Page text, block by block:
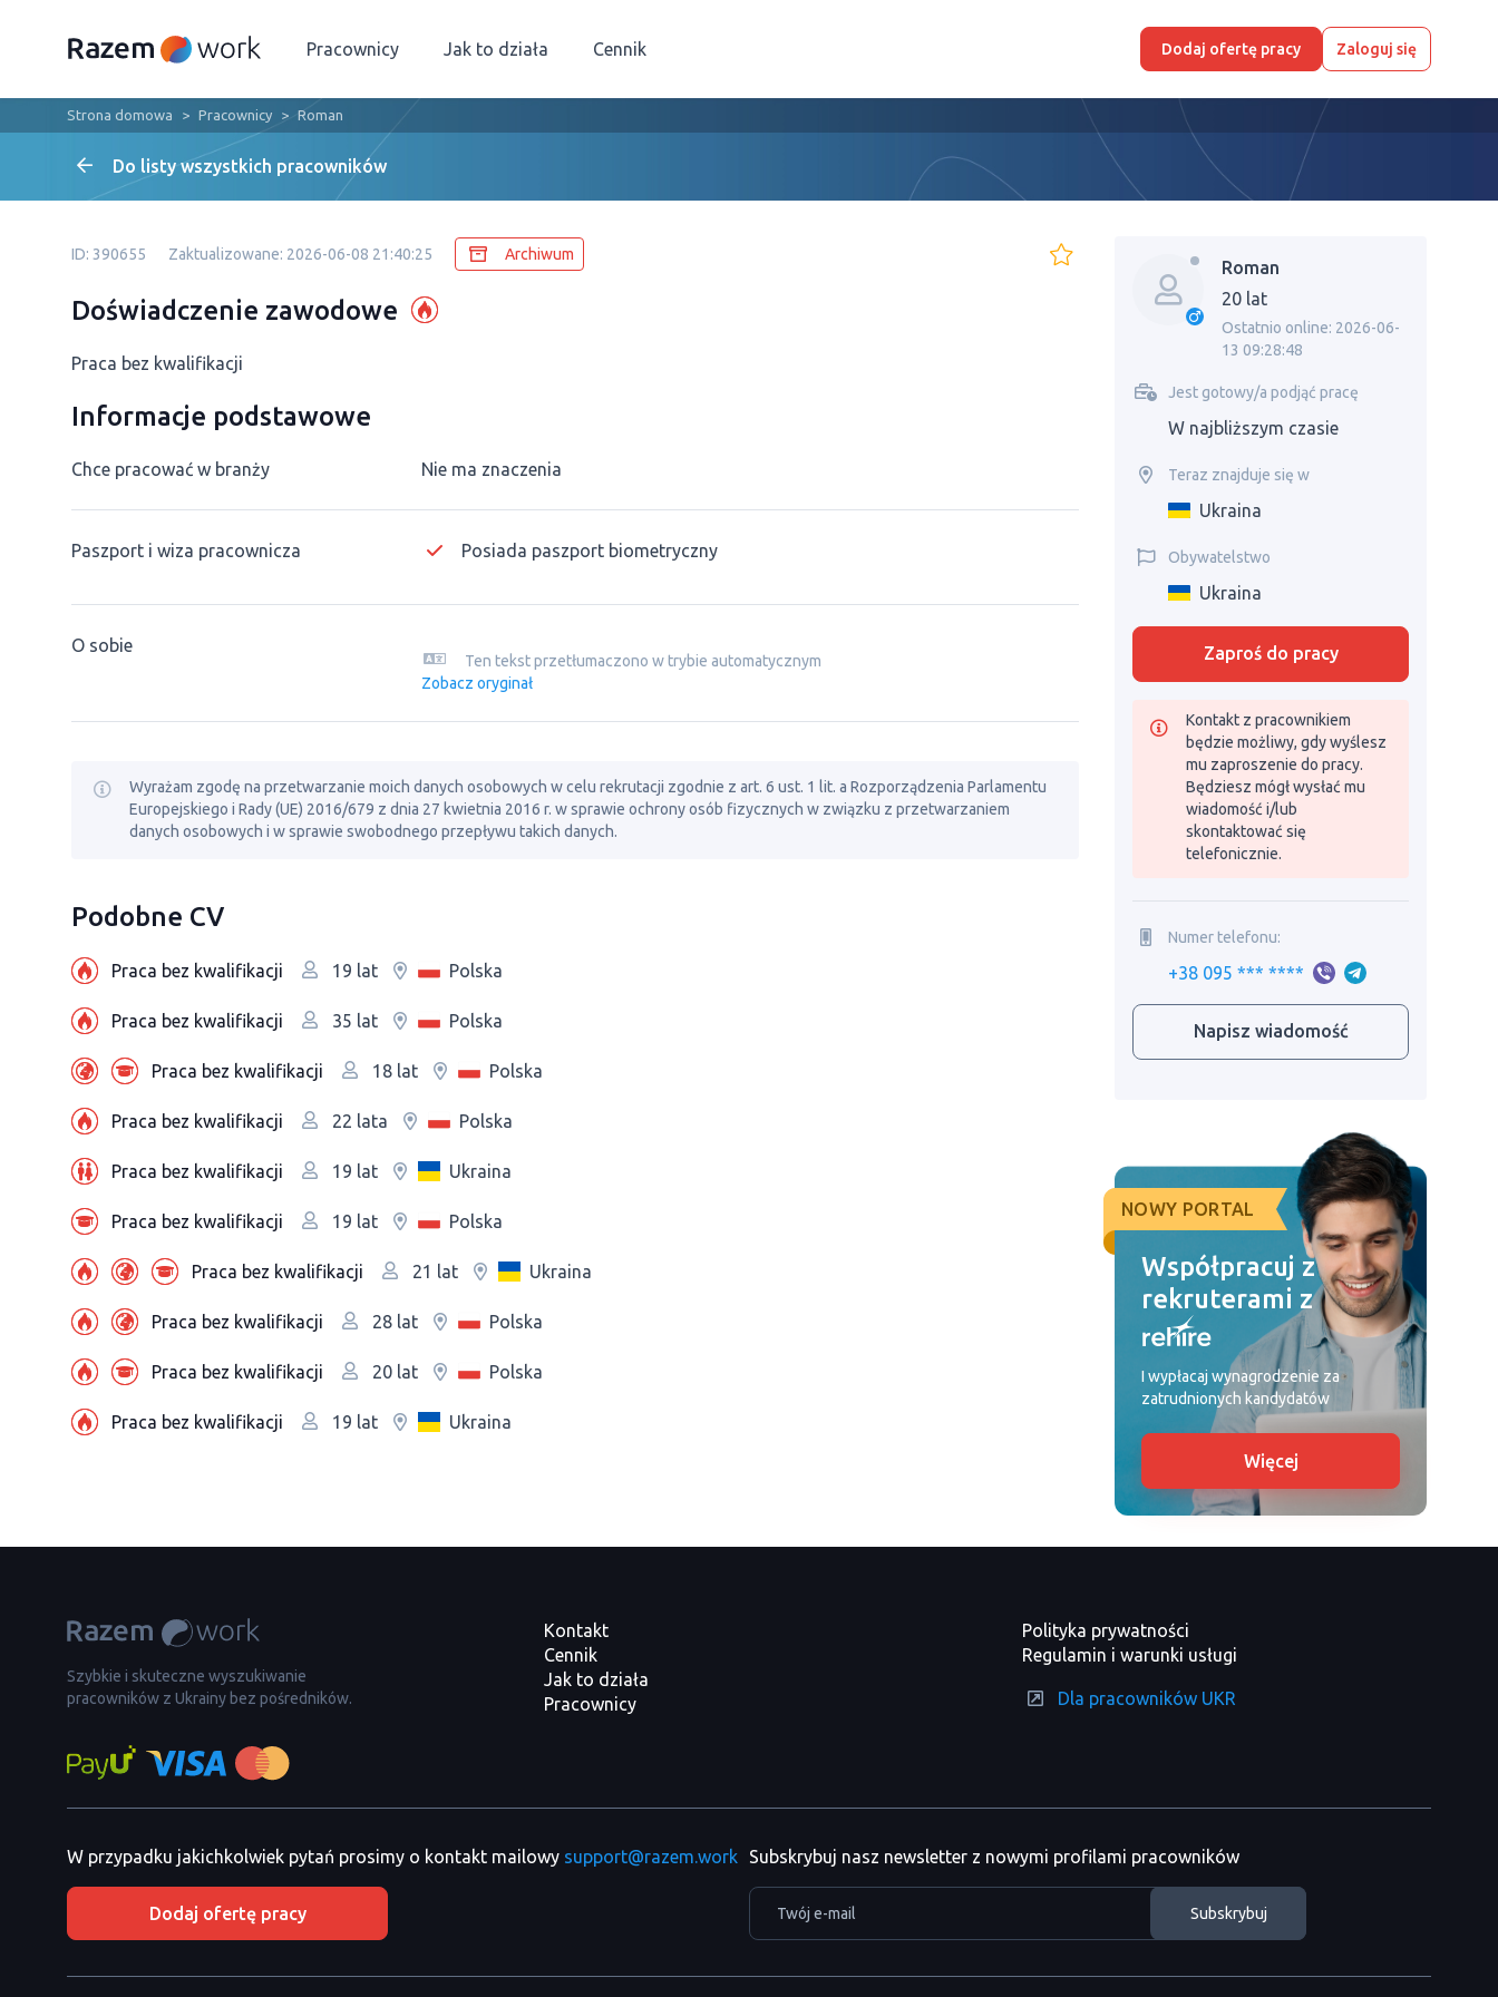
Pracownicy Jak to działa Cennik Dodaj ofertę pracy Zaloguj się
Strona domowa Pracownicy Roman
Do listy wszystkich pracowników
ID: 390655 Zaktualizowane: 2026-06-08 21:40:25 Archiwum
Doświadczenie zawodowe
Praca bez kwalifikacji
Informacje podstawowe
Chce pracować w branży Nie ma znaczenia
Paszport i wiza pracownicza Posiada paszport biometryczny
O sobie
Ten tekst przetłumaczono w trybie automatycznym
Zobacz oryginał
Wyrażam zgodę na przetwarzanie moich danych osobowych w celu rekrutacji zgodnie z art. 6 ust. 1 lit. a Rozporządzenia Parlamentu
Europejskiego i Rady (UE) 2016/679 z dnia 27 kwietnia 2016 r. w sprawie ochrony osób fizycznych w związku z przetwarzaniem
danych osobowych i w sprawie swobodnego przepływu takich danych.
Podobne CV
Praca bez kwalifikacji 19 lat Polska
Praca bez kwalifikacji 35 lat Polska
Praca bez kwalifikacji 18 lat Polska
Praca bez kwalifikacji 22 lata Polska
Praca bez kwalifikacji 19 lat Ukraina
Praca bez kwalifikacji 19 lat Polska
Praca bez kwalifikacji 21 lat Ukraina
Praca bez kwalifikacji 28 lat Polska
Praca bez kwalifikacji 20 lat Polska
Praca bez kwalifikacji 19 lat Ukraina
Roman
20 lat
Ostatnio online: 2026-06-
13 09:28:48
Jest gotowy/a podjąć pracę
W najbliższym czasie
Teraz znajduje się w
Ukraina
Obywatelstwo
Ukraina
Zaproś do pracy
Kontakt z pracownikiem
będzie możliwy, gdy wyślesz
mu zaproszenie do pracy.
Będziesz mógł wysłać mu
wiadomość i/lub
skontaktować się
telefonicznie.
Numer telefonu:
+38 095 *** ****
Napisz wiadomość
NOWY PORTAL
Współpracuj z
rekruterami z
I wypłacaj wynagrodzenie za
zatrudnionych kandydatów
Więcej
Szybkie i skuteczne wyszukiwanie
pracowników z Ukrainy bez pośredników.
Kontakt
Cennik
Jak to działa
Pracownicy
Polityka prywatności
Regulamin i warunki usługi
Dla pracowników UKR
W przypadku jakichkolwiek pytań prosimy o kontakt mailowy support@razem.work
Dodaj ofertę pracy
Subskrybuj nasz newsletter z nowymi profilami pracowników